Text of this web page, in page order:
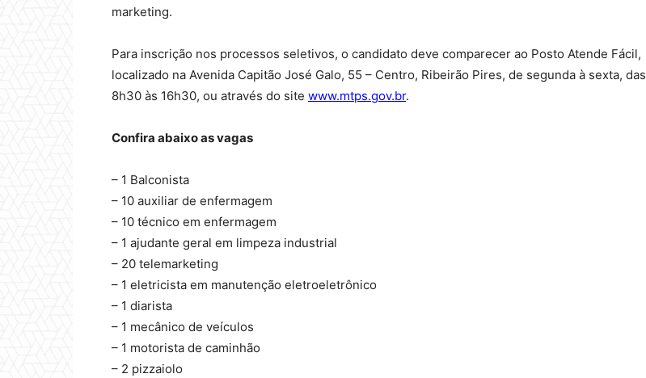
marketing.
Para inscrição nos processos seletivos, o candidato deve comparecer ao Posto Atende Fácil,
localizado na Avenida Capitão José Galo, 55 – Centro, Ribeirão Pires, de segunda à sexta, das
8h30 às 16h30, ou através do site www.mtps.gov.br.
Confira abaixo as vagas
– 1 Balconista
– 10 auxiliar de enfermagem
– 10 técnico em enfermagem
– 1 ajudante geral em limpeza industrial
– 20 telemarketing
– 1 eletricista em manutenção eletroeletrônico
– 1 diarista
– 1 mecânico de veículos
– 1 motorista de caminhão
– 2 pizzaiolo